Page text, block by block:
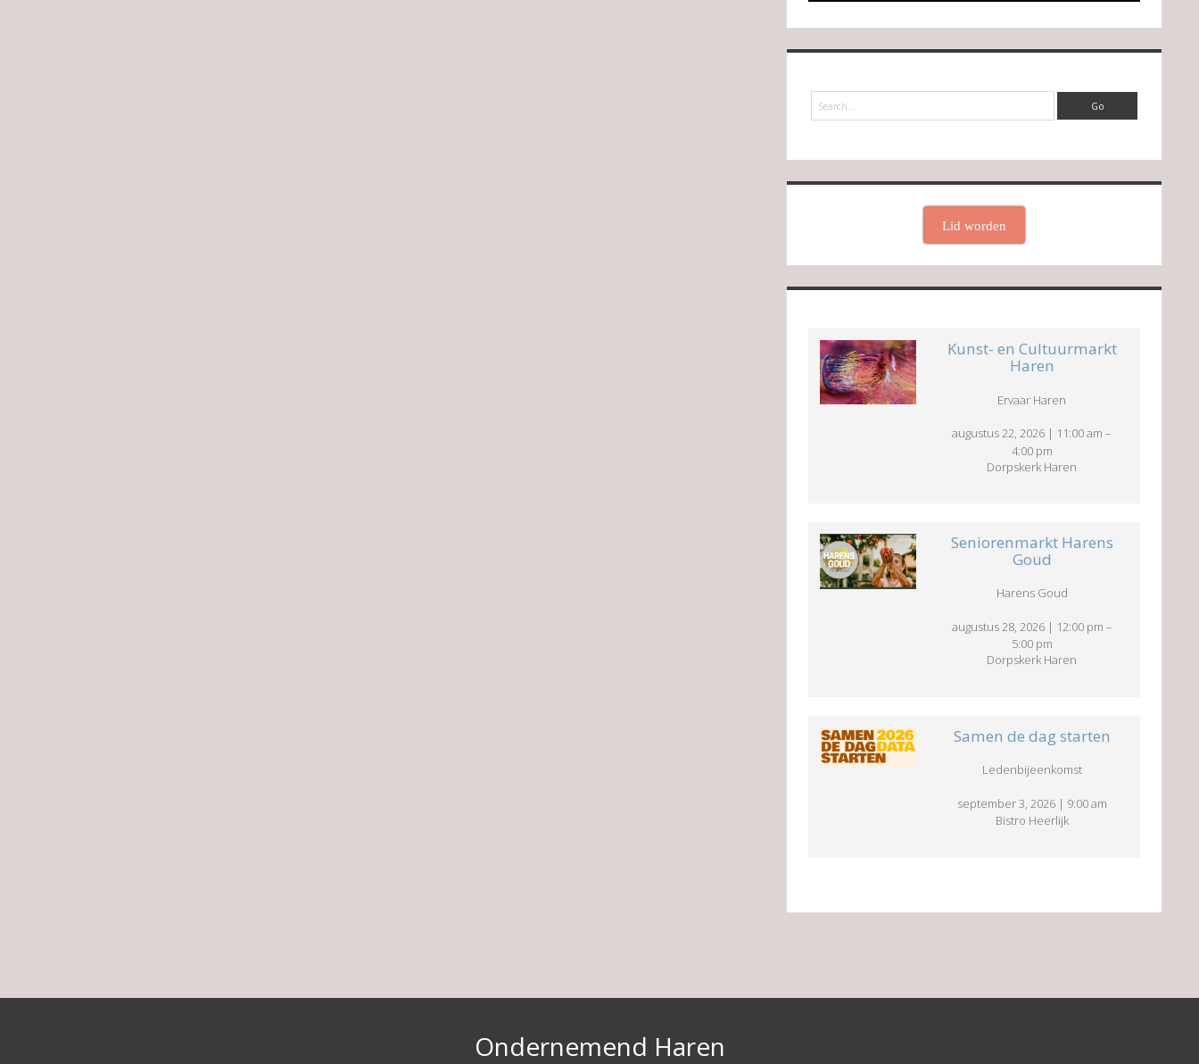
Lid worden
Kunst- en Cultuurmarkt
Haren
Ervaar Haren
augustus 22, 2026 | 11:00 am–
4:00 pm
Dorpskerk Haren
Seniorenmarkt Harens
Goud
Harens Goud
augustus 28, 2026 | 12:00 pm –
5:00 pm
Dorpskerk Haren
Samen de dag starten
Ledenbijeenkomst
september 3, 2026 | 9:00 am
Bistro Heerlijk
Ondernemend Haren